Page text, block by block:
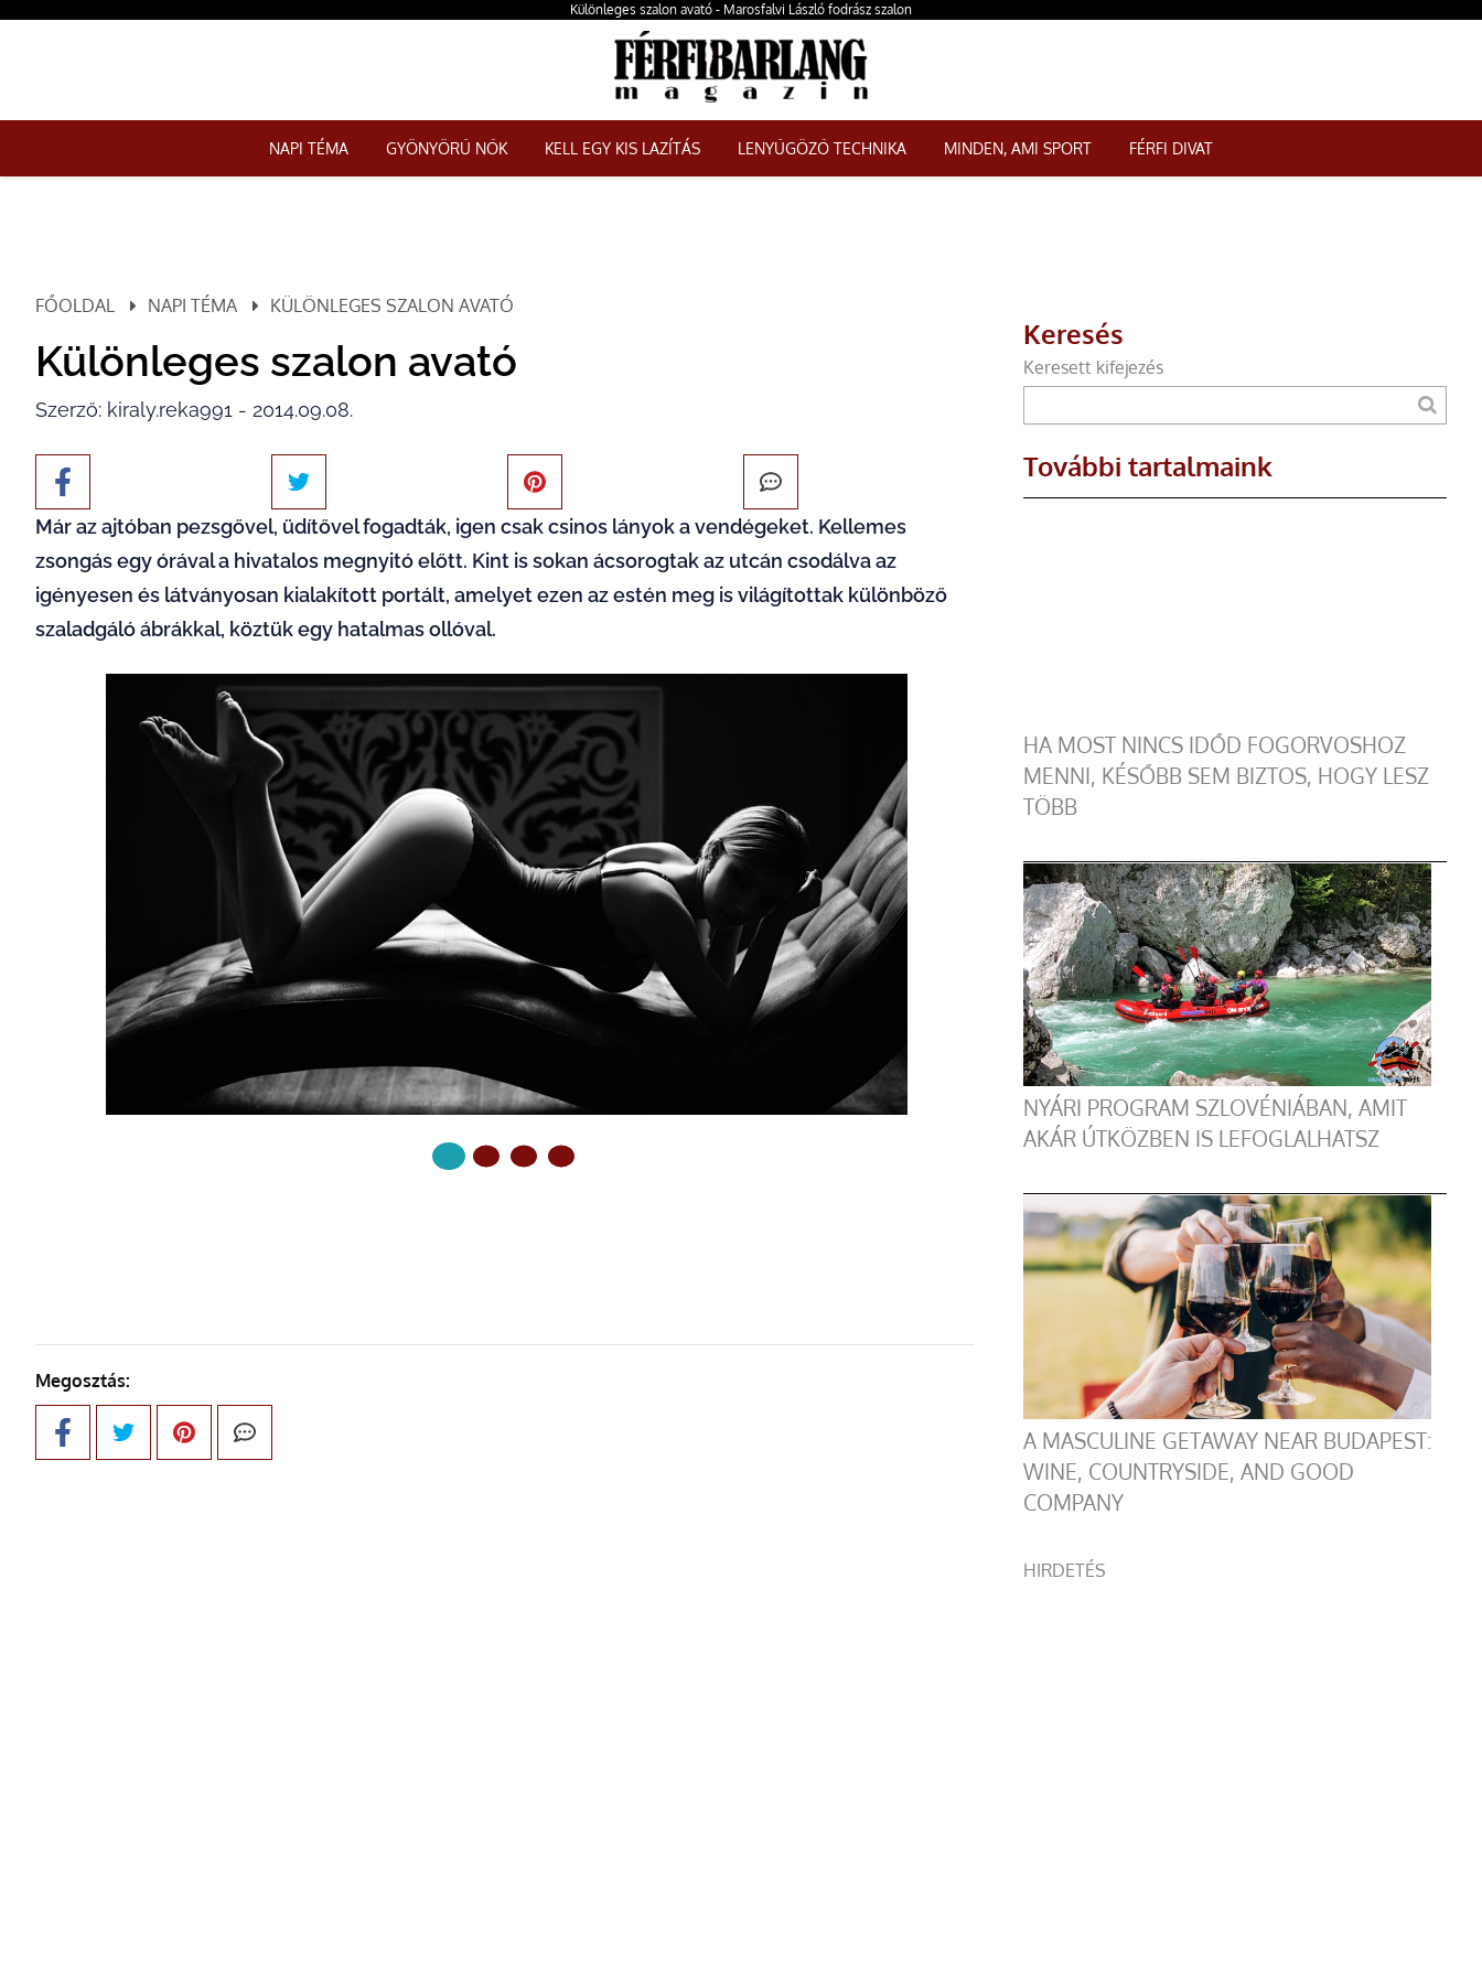
Különleges szalon avató - Marosfalvi László fodrász szalon
NAPI TÉMA GYÖNYÖRŰ NŐK KELL EGY KIS LAZÍTÁS LENYŰGÖZŐ TECHNIKA MINDEN, AMI SPORT FÉRFI DIVAT
FŐOLDAL NAPI TÉMA KÜLÖNLEGES SZALON AVATÓ
Különleges szalon avató
Szerző: kiraly.reka991 - 2014.09.08.
Már az ajtóban pezsgővel, üdítővel fogadták, igen csak csinos lányok a vendégeket. Kellemes
zsongás egy órával a hivatalos megnyitó előtt. Kint is sokan ácsorogtak az utcán csodálva az
igényesen és látványosan kialakított portált, amelyet ezen az estén meg is világítottak különböző
szaladgáló ábrákkal, köztük egy hatalmas ollóval.
Megosztás:
Keresés
Keresett kifejezés
További tartalmaink
HA MOST NINCS IDŐD FOGORVOSHOZ
MENNI, KÉSŐBB SEM BIZTOS, HOGY LESZ
TÖBB
NYÁRI PROGRAM SZLOVÉNIÁBAN, AMIT
AKÁR ÚTKÖZBEN IS LEFOGLALHATSZ
A MASCULINE GETAWAY NEAR BUDAPEST:
WINE, COUNTRYSIDE, AND GOOD
COMPANY
HIRDETÉS